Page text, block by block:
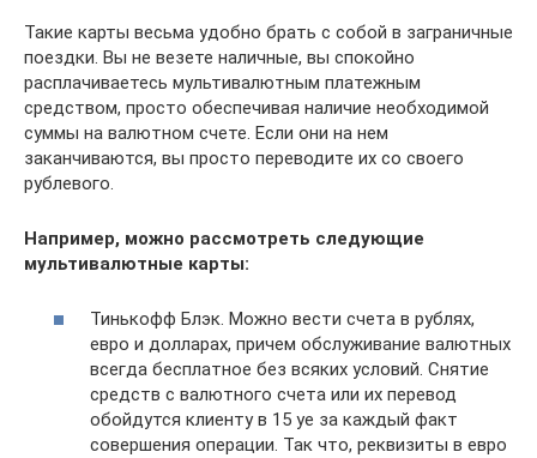
Такие карты весьма удобно брать с собой в заграничные
поездки. Вы не везете наличные, вы спокойно
расплачиваетесь мультивалютным платежным
средством, просто обеспечивая наличие необходимой
суммы на валютном счете. Если они на нем
заканчиваются, вы просто переводите их со своего
рублевого.
Например, можно рассмотреть следующие
мультивалютные карты:
Тинькофф Блэк. Можно вести счета в рублях,
евро и долларах, причем обслуживание валютных
всегда бесплатное без всяких условий. Снятие
средств с валютного счета или их перевод
обойдутся клиенту в 15 уе за каждый факт
совершения операции. Так что, реквизиты в евро